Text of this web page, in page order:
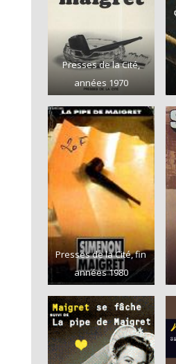
Presses de la Cité,
années 1970
Presses de la Cité, fin
années 1980